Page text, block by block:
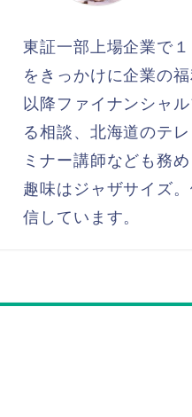
東証一部上場企業で
をきっかけに企業の
以降ファイナンシャ
る相談、北海道のテ
ミナー講師なども務め
趣味はジャザサイズ
信しています。